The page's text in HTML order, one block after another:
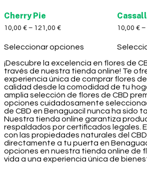
Cherry Pie
10,00 € – 121,00 €
Seleccionar opciones
10,00 € –
¡Descubre la excelencia en flores de
través de nuestra tienda online! Te
experiencia única de comprar flores
calidad desde la comodidad de tu
amplia selección de flores de CBD
opciones cuidadosamente
de CBD en Benaguacil nunca ha sido
Nuestra tienda online garantiza
respaldados por certificados legales.
con las propiedades naturales del
directamente a tu puerta en
opciones en nuestra tienda online de
vida a una experiencia única de